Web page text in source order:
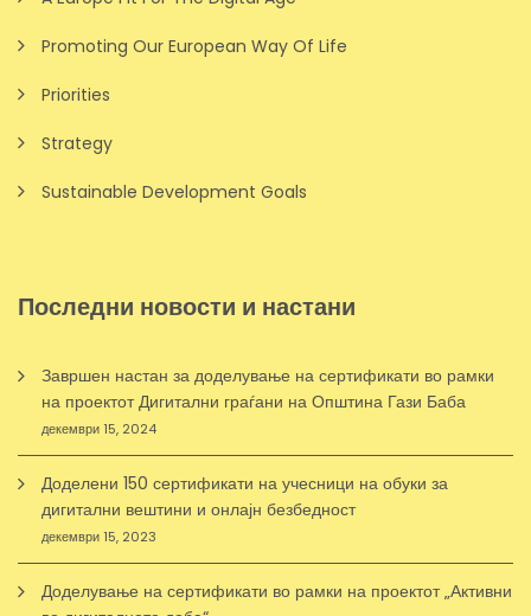
Promoting Our European Way Of Life
Priorities
Strategy
Sustainable Development Goals
Последни новости и настани
Завршен настан за доделување на сертификати во рамки
на проектот Дигитални граѓани на Општина Гази Баба
декември 15, 2024
Доделени 150 сертификати на учесници на обуки за
дигитални вештини и онлајн безбедност
декември 15, 2023
Доделување на сертификати во рамки на проектот „Активни